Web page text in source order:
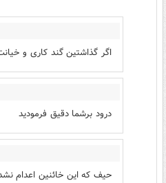
اگر گذاشتین گند کاری و
درود برشما دقیق فرمودید
حیف که این خائنین اعدام